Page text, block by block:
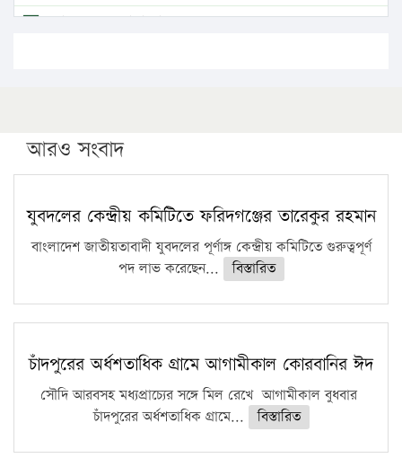
এবার লঞ্চের ভাড়া বাড়ল
পিএইচডি করছেন কুয়েটের কৃতি…
সারা দেশে বজ্রাঘাতে ১৪ জনের প্রাণহানি
কঠোর হচ্ছে এসএসসি ও এইচএসসি পরীক্ষা
ফরিদগঞ্জে আগুনে পুড়লো ৬ ব্যবসা প্রতিষ্ঠান
আরও সংবাদ
যুবদলের কেন্দ্রীয় কমিটিতে ফরিদগঞ্জের তারেকুর রহমান
বাংলাদেশ জাতীয়তাবাদী যুবদলের পূর্ণাঙ্গ কেন্দ্রীয় কমিটিতে গুরুত্বপূর্ণ
পদ লাভ করেছেন...
বিস্তারিত
চাঁদপুরের অর্ধশতাধিক গ্রামে আগামীকাল কোরবানির ঈদ
সৌদি আরবসহ মধ্যপ্রাচ্যের সঙ্গে মিল রেখে আগামীকাল বুধবার
চাঁদপুরের অর্ধশতাধিক গ্রামে...
বিস্তারিত